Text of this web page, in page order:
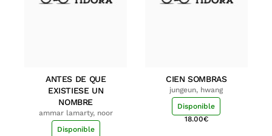
ANTES DE QUE
EXISTIESE UN
NOMBRE
ammar lamarty, noor
Disponible
CIEN SOMBRAS
jungeun, hwang
Disponible
18.00€